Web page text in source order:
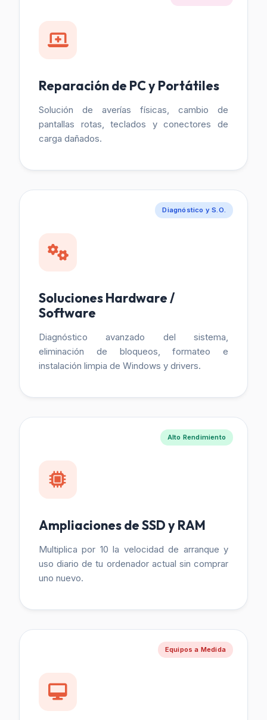
Reparación de PC y Portátiles
Solución de averías físicas, cambio de
pantallas rotas, teclados y conectores de
carga dañados.
Diagnóstico y S.O.
Soluciones Hardware /
Software
Diagnóstico avanzado del sistema,
eliminación de bloqueos, formateo e
instalación limpia de Windows y drivers.
Alto Rendimiento
Ampliaciones de SSD y RAM
Multiplica por 10 la velocidad de arranque y
uso diario de tu ordenador actual sin comprar
uno nuevo.
Equipos a Medida